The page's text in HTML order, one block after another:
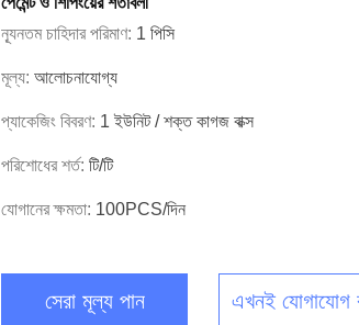
ন্যূনতম চাহিদার পরিমাণ: 1 পিসি
মূল্য: আলোচনাযোগ্য
প্যাকেজিং বিবরণ: 1 ইউনিট / শক্ত কাগজ বাক্স
পরিশোধের শর্ত: টি/টি
যোগানের ক্ষমতা: 100PCS/দিন
সেরা মূল্য পান এখনই